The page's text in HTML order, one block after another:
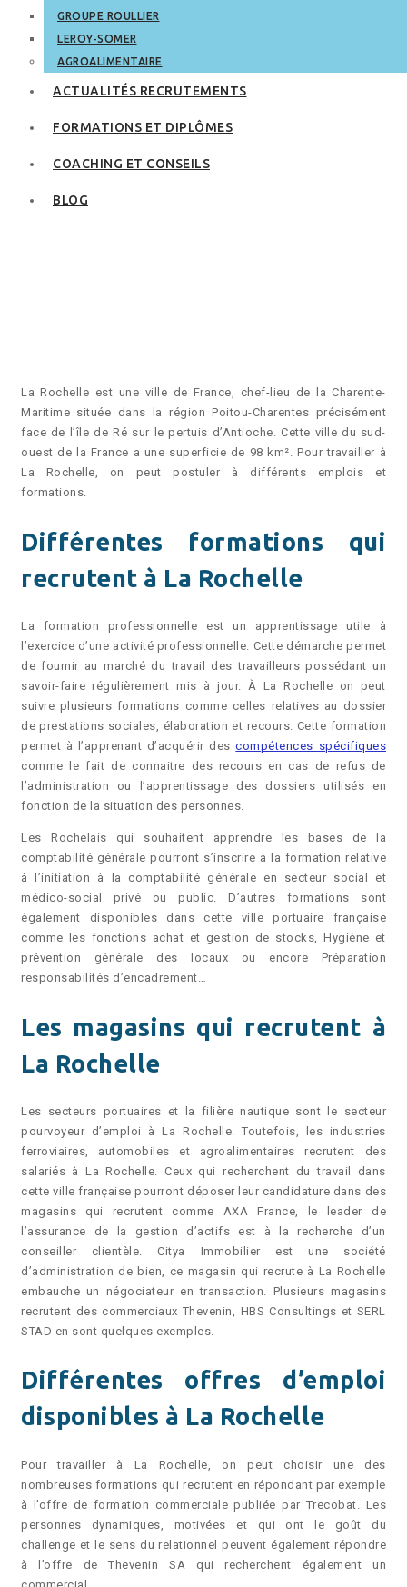
GROUPE ROULLIER
LEROY-SOMER
AGROALIMENTAIRE
ACTUALITÉS RECRUTEMENTS
FORMATIONS ET DIPLÔMES
COACHING ET CONSEILS
BLOG
La Rochelle est une ville de France, chef-lieu de la Charente-
Maritime située dans la région Poitou-Charentes précisément
face de l’île de Ré sur le pertuis d’Antioche. Cette ville du sud-
ouest de la France a une superficie de 98 km². Pour travailler à
La Rochelle, on peut postuler à différents emplois et
formations.
Différentes formations qui
recrutent à La Rochelle
La formation professionnelle est un apprentissage utile à
l’exercice d’une activité professionnelle. Cette démarche permet
de fournir au marché du travail des travailleurs possédant un
savoir-faire régulièrement mis à jour. À La Rochelle on peut
suivre plusieurs formations comme celles relatives au dossier
de prestations sociales, élaboration et recours. Cette formation
permet à l’apprenant d’acquérir descompétences spécifiques
comme le fait de connaitre des recours en cas de refus de
l’administration ou l’apprentissage des dossiers utilisés en
fonction de la situation des personnes.
Les Rochelais qui souhaitent apprendre les bases de la
comptabilité générale pourront s’inscrire à la formation relative
à l’initiation à la comptabilité générale en secteur social et
médico-social privé ou public. D’autres formations sont
également disponibles dans cette ville portuaire française
comme les fonctions achat et gestion de stocks, Hygiène et
prévention générale des locaux ou encore Préparation
responsabilités d’encadrement…
Les magasins qui recrutent à
La Rochelle
Les secteurs portuaires et la filière nautique sont le secteur
pourvoyeur d’emploi à La Rochelle. Toutefois, les industries
ferroviaires, automobiles et agroalimentaires recrutent des
salariés à La Rochelle. Ceux qui recherchent du travail dans
cette ville française pourront déposer leur candidature dans des
magasins qui recrutent comme AXA France, le leader de
l’assurance de la gestion d’actifs est à la recherche d’un
conseiller clientèle. Citya Immobilier est une société
d’administration de bien, ce magasin qui recrute à La Rochelle
embauche un négociateur en transaction. Plusieurs magasins
recrutent des commerciaux Thevenin, HBS Consultings et SERL
STAD en sont quelques exemples.
Différentes offres d’emploi
disponibles à La Rochelle
Pour travailler à La Rochelle, on peut choisir une des
nombreuses formations qui recrutent en répondant par exemple
à l’offre de formation commerciale publiée par Trecobat. Les
personnes dynamiques, motivées et qui ont le goût du
challenge et le sens du relationnel peuvent également répondre
à l’offre de Thevenin SA qui recherchent également un